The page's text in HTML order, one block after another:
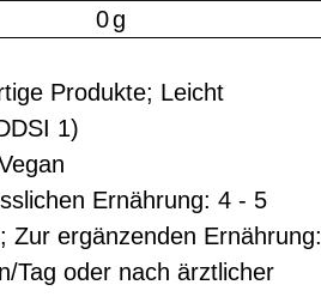
0 g
Produkte; Leicht
1)
Ernährung: 4 - 5
Zur ergänzenden Ernährung:
Tag oder nach ärztlicher